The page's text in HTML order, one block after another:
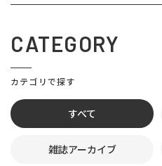
CATEGORY
カテゴリで探す
すべて
雑誌アーカイブ